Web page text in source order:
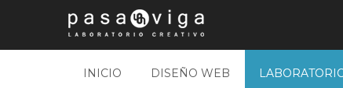
INICIO DISEÑO WEB